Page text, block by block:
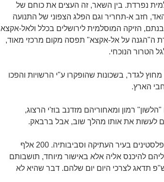
נפרדת. בין השאר, זה העצים את כוחם של
חזב א-תחריר וגם הפלג הצפוני של התנועה
הזיקה המוסלמית לירושלים בכלל ולאל-אקצא
ה"הגנה על אל-אקצא" תפסה מקום מרכזי מאוד,
הטרור הנוכחי.
לגדר, בשכונות שהופקרו ע"י הרשויות והפכו
הארץ.
רמון ומאחוריהם מזדנב בוז'י הרצוג,
לעשות את אותו מהלך שוב, אבל ברבאק.
ישראל תחזיק תחת שליטתה הישירה 100 אלף פלסטינים בעיר העתיקה וסביבותיה. 200 אלף
להיכנס אליה אלא באישור מיוחד, תושבותם
תדאג לצרכי היום יום שלהם. דבר שהיא לא